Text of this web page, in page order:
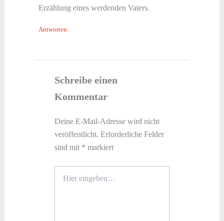
Erzählung eines werdenden Vaters.
Antworten
Schreibe einen
Kommentar
Deine E-Mail-Adresse wird nicht
veröffentlicht. Erforderliche Felder
sind mit * markiert
eingeben…